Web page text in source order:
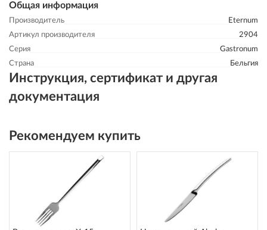
Общая информация
Производитель
Eternum
Артикул производителя
2904
Серия
Gastronum
Страна
Бельгия
Инструкция, сертификат и другая
документация
Рекомендуем купить